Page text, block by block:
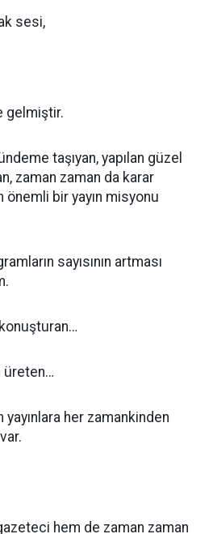
sesi,
gelmiştir.
taşıyan, yapılan güzel
zaman zaman da karar
bir yayın misyonu
sayısının artması
üreten…
her zamankinden
hem de zaman zaman